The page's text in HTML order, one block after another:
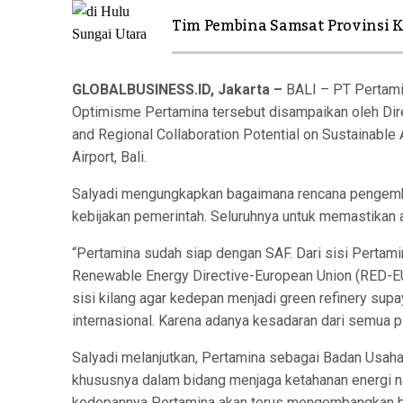
Tim Pembina Samsat Provinsi
GLOBALBUSINESS.ID, Jakarta – BALI – PT
Optimisme Pertamina tersebut disampaikan oleh
and Regional Collaboration Potential on
Airport, Bali.
Salyadi mengungkapkan bagaimana rencana
kebijakan pemerintah. Seluruhnya untuk
“Pertamina sudah siap dengan SAF. Dari sisi
Renewable Energy Directive-European Union (RED-
sisi kilang agar kedepan menjadi green refinery
internasional. Karena adanya kesadaran dari semua
Salyadi melanjutkan, Pertamina sebagai Badan
khususnya dalam bidang menjaga ketahanan